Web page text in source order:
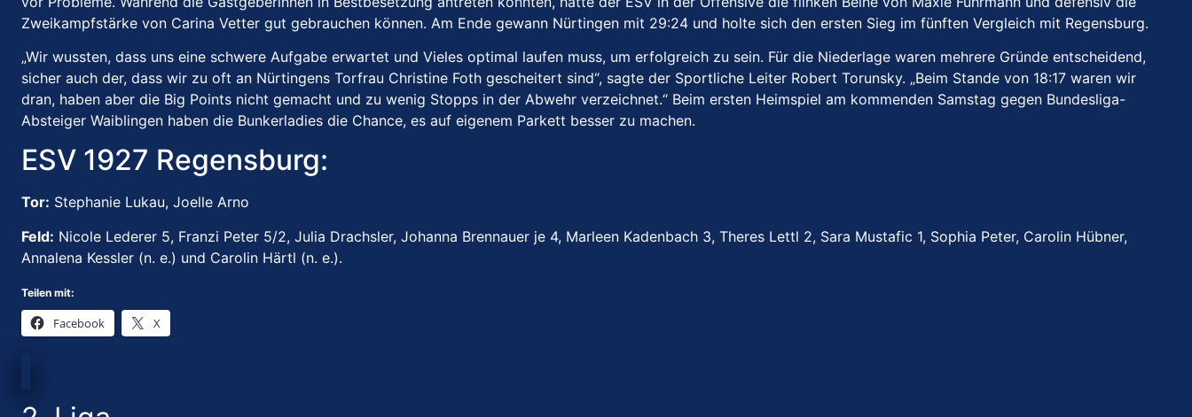
Zweikampfstärke von Carina Vetter gut gebrauchen können. Am Ende gewann Nürtingen mit 29:24 und holte sich den ersten Sieg im fünften Vergleich mit Regensburg.
„Wir wussten, dass uns eine schwere Aufgabe erwartet und Vieles optimal laufen muss, um erfolgreich zu sein. Für die Niederlage waren mehrere Gründe entscheidend,
sicher auch der, dass wir zu oft an Nürtingens Torfrau Christine Foth gescheitert sind“, sagte der Sportliche Leiter Robert Torunsky. „Beim Stande von 18:17 waren wir
dran, haben aber die Big Points nicht gemacht und zu wenig Stopps in der Abwehr verzeichnet.“ Beim ersten Heimspiel am kommenden Samstag gegen Bundesliga-
Absteiger Waiblingen haben die Bunkerladies die Chance, es auf eigenem Parkett besser zu machen.
ESV 1927 Regensburg:
Tor: Stephanie Lukau, Joelle Arno
Feld: Nicole Lederer 5, Franzi Peter 5/2, Julia Drachsler, Johanna Brennauer je 4, Marleen Kadenbach 3, Theres Lettl 2, Sara Mustafic 1, Sophia Peter, Carolin Hübner,
Annalena Kessler (n. e.) und Carolin Härtl (n. e.).
Teilen mit:
Facebook X